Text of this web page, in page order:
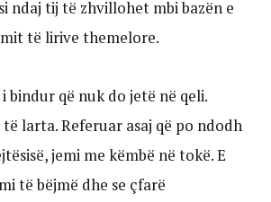
ndaj tij të zhvillohet mbi bazën e
të lirive themelore.
bindur që nuk do jetë në qeli.
larta. Referuar asaj që po ndodh
jemi me këmbë në tokë. E
të bëjmë dhe se çfarë